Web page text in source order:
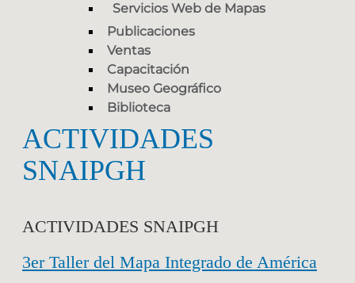
Servicios Web de Mapas
Publicaciones
Ventas
Capacitación
Museo Geográfico
Biblioteca
ACTIVIDADES
SNAIPGH
ACTIVIDADES SNAIPGH
3er Taller del Mapa Integrado de América